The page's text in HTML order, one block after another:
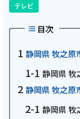
対応エリア
テレビ
目次
静岡県 牧之原
静岡県 牧
静岡県 牧之原
静岡県 牧